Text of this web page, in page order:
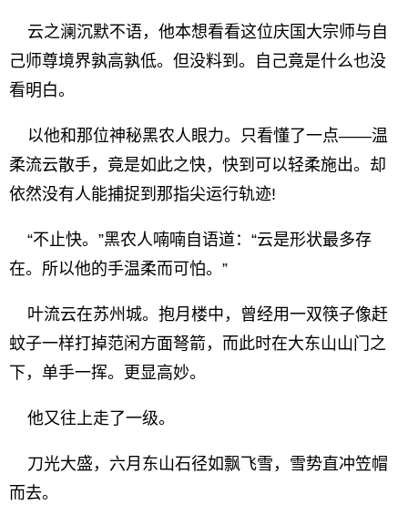
云之澜沉默不语，他本想看看这位庆国大宗师与自
己师尊境界孰高孰低。但没料到。自己竟是什么也没
看明白。
以他和那位神秘黑农人眼力。只看懂了一点——温
柔流云散手，竟是如此之快，快到可以轻柔施出。却
依然没有人能捕捉到那指尖运行轨迹!
“不止快。”黑农人喃喃自语道：“云是形状最多存
在。所以他的手温柔而可怕。”
叶流云在苏州城。抱月楼中，曾经用一双筷子像赶
蚊子一样打掉范闲方面弩箭，而此时在大东山山门之
下，单手一挥。更显高妙。
他又往上走了一级。
刀光大盛，六月东山石径如飘飞雪，雪势直冲笠帽
而去。